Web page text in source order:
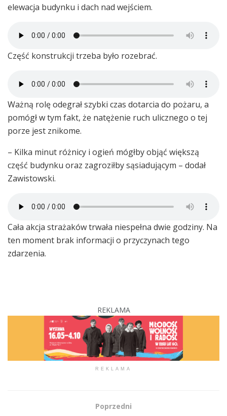
elewacja budynku i dach nad wejściem.
Część konstrukcji trzeba było rozebrać.
Ważną rolę odegrał szybki czas dotarcia do pożaru, a
pomógł w tym fakt, że natężenie ruch ulicznego o tej
porze jest znikome.
– Kilka minut różnicy i ogień mógłby objąć większą
część budynku oraz zagroziłby sąsiadującym – dodał
Zawistowski.
Cała akcja strażaków trwała niespełna dwie godziny. Na
ten moment brak informacji o przyczynach tego
zdarzenia.
REKLAMA
REKLAMA
Poprzedni